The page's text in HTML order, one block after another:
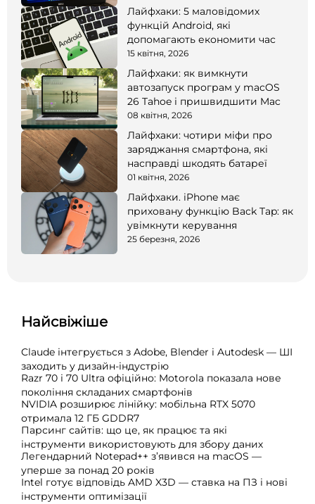
Лайфхаки: 5 маловідомих
функцій Android, які
допомагають економити час
15 квітня, 2026
Лайфхаки: як вимкнути
автозапуск програм у macOS
26 Tahoe і пришвидшити Mac
08 квітня, 2026
Лайфхаки: чотири міфи про
заряджання смартфона, які
насправді шкодять батареї
01 квітня, 2026
Лайфхаки. iPhone має
приховану функцію Back Tap: як
увімкнути керування
25 березня, 2026
Найсвіжіше
Claude інтегрується з Adobe, Blender і Autodesk — ШІ
заходить у дизайн-індустрію
Razr 70 і 70 Ultra офіційно: Motorola показала нове
покоління складаних смартфонів
NVIDIA розширює лінійку: мобільна RTX 5070
отримала 12 ГБ GDDR7
Парсинг сайтів: що це, як працює та які
інструменти використовують для збору даних
Легендарний Notepad++ з’явився на macOS —
уперше за понад 20 років
Intel готує відповідь AMD X3D — ставка на ПЗ і нові
інструменти оптимізації